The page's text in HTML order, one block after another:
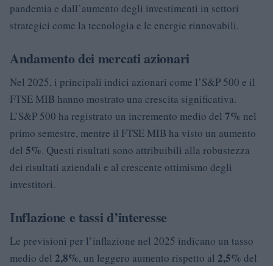
pandemia e dall’aumento degli investimenti in settori
strategici come la tecnologia e le energie rinnovabili.
Andamento dei mercati azionari
Nel 2025, i principali indici azionari come l’S&P 500 e il
FTSE MIB hanno mostrato una crescita significativa.
L’S&P 500 ha registrato un incremento medio del 7% nel
primo semestre, mentre il FTSE MIB ha visto un aumento
del 5%. Questi risultati sono attribuibili alla robustezza
dei risultati aziendali e al crescente ottimismo degli
investitori.
Inflazione e tassi d’interesse
Le previsioni per l’inflazione nel 2025 indicano un tasso
medio del 2,8%, un leggero aumento rispetto al 2,5% del